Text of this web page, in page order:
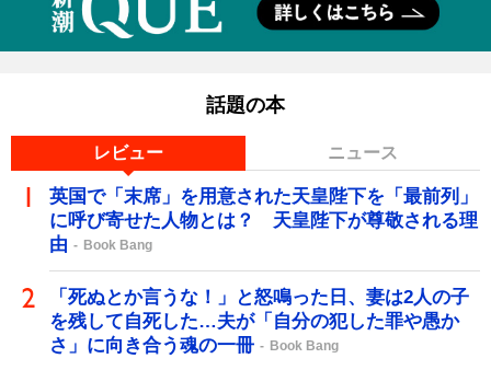
話題の本
レビュー ニュース
英国で「末席」を用意された天皇陛下を「最前列」
に呼び寄せた人物とは？ 天皇陛下が尊敬される理
由
Book Bang
「死ぬとか言うな！」と怒鳴った日、妻は2人の子
を残して自死した…夫が「自分の犯した罪や愚か
さ」に向き合う魂の一冊
Book Bang